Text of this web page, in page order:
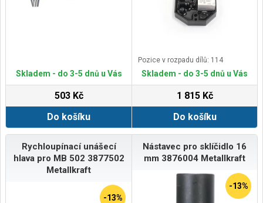
Skladem - do 3-5 dnů u Vás
503 Kč
Do košíku
Pozice v rozpadu dílů: 114
Skladem - do 3-5 dnů u Vás
1 815 Kč
Do košíku
Rychloupínací unášecí
hlava pro MB 502 3877502
Metallkraft
-13%
Nástavec pro sklíčidlo 16
mm 3876004 Metallkraft
-13%